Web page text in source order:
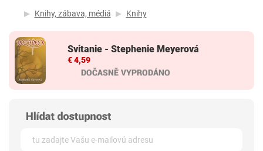
Knihy, zábava, médiá Knihy
Svitanie - Stephenie Meyerová
€ 4,59